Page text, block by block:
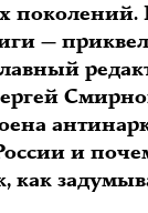
—
и
как